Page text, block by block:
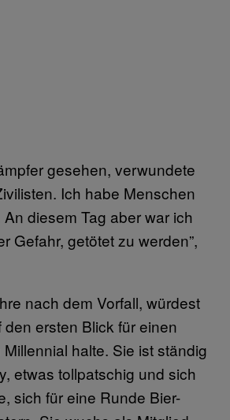
gesehen, verwundete
Ich habe Menschen
diesem Tag aber war ich
Gefahr, getötet zu werden”,
nach dem Vorfall, würdest
ersten Blick für einen
halte. Sie ist ständig
etwas tollpatschig und sich
sich für eine Runde Bier-